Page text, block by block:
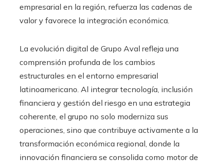
empresarial en la región, refuerza las cadenas de
valor y favorece la integración económica.
La evolución digital de Grupo Aval refleja una
comprensión profunda de los cambios
estructurales en el entorno empresarial
latinoamericano. Al integrar tecnología, inclusión
financiera y gestión del riesgo en una estrategia
coherente, el grupo no solo moderniza sus
operaciones, sino que contribuye activamente a la
transformación económica regional, donde la
innovación financiera se consolida como motor de